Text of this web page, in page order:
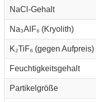
NaCl-Gehalt
Na₃AlF₆ (Kryolith)
K₂TiF₆ (gegen Aufpreis)
Feuchtigkeitsgehalt
Partikelgröße